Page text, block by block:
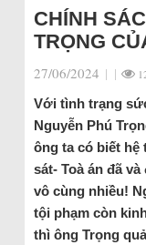
CHÍNH
TRỌNG
27/06/2024 | |
Với tình trạng
Nguyễn Phú
ông ta có biết hệ
sát- Toà án đã
vô cùng nhiều!
tội phạm còn
thì ông Trọng